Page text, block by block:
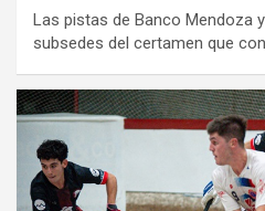
Las pistas de Banco Mendoza
subsedes del certamen que